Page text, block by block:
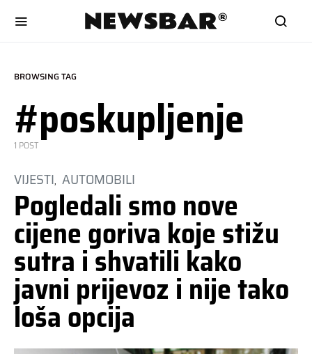
BROWSING TAG
#poskupljenje
1 POST
VIJESTI AUTOMOBILI
Pogledali smo nove
cijene goriva koje stižu
sutra i shvatili kako
javni prijevoz i nije tako
loša opcija